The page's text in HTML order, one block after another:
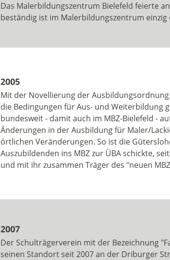
Das Malerbildungszentrum Bielefeld feierte
beständig ist im Malerbildungszentrum einzig
2005
Mit der Novellierung der
die Bedingungen für Aus- und Weiterbildung
bundesweit - damit auch im MBZ-Bielefeld -
Änderungen in der Ausbildung für Maler/
örtlichen Veränderungen. So ist die
Auszubildenden ins MBZ zur ÜBA schickte,
und mit ihr zusammen Träger des "neuen
2007
Der Schulträgerverein mit der Bezeichnung
seinen Standort seit 2007 an der Driburger